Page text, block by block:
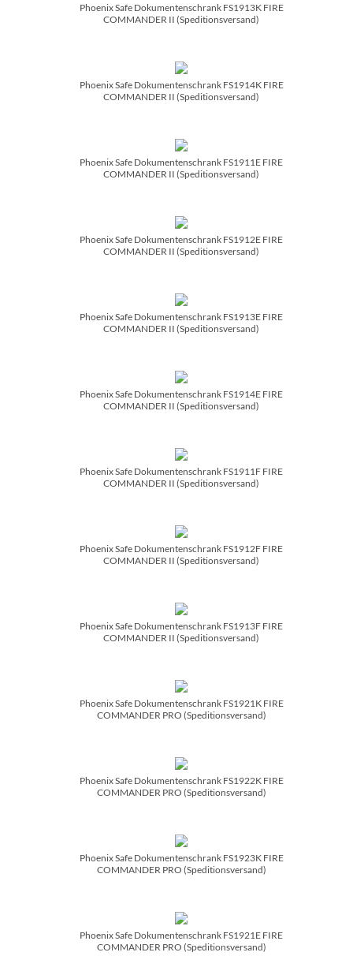
Phoenix Safe Dokumentenschrank FS1913K FIRE
COMMANDER II (Speditionsversand)
Phoenix Safe Dokumentenschrank FS1914K FIRE
COMMANDER II (Speditionsversand)
Phoenix Safe Dokumentenschrank FS1911E FIRE
COMMANDER II (Speditionsversand)
Phoenix Safe Dokumentenschrank FS1912E FIRE
COMMANDER II (Speditionsversand)
Phoenix Safe Dokumentenschrank FS1913E FIRE
COMMANDER II (Speditionsversand)
Phoenix Safe Dokumentenschrank FS1914E FIRE
COMMANDER II (Speditionsversand)
Phoenix Safe Dokumentenschrank FS1911F FIRE
COMMANDER II (Speditionsversand)
Phoenix Safe Dokumentenschrank FS1912F FIRE
COMMANDER II (Speditionsversand)
Phoenix Safe Dokumentenschrank FS1913F FIRE
COMMANDER II (Speditionsversand)
Phoenix Safe Dokumentenschrank FS1921K FIRE
COMMANDER PRO (Speditionsversand)
Phoenix Safe Dokumentenschrank FS1922K FIRE
COMMANDER PRO (Speditionsversand)
Phoenix Safe Dokumentenschrank FS1923K FIRE
COMMANDER PRO (Speditionsversand)
Phoenix Safe Dokumentenschrank FS1921E FIRE
COMMANDER PRO (Speditionsversand)